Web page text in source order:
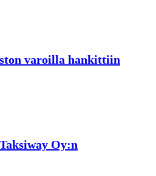
varoilla hankittiin
Oy:n